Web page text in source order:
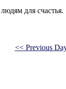
для счастья.
<< Previous